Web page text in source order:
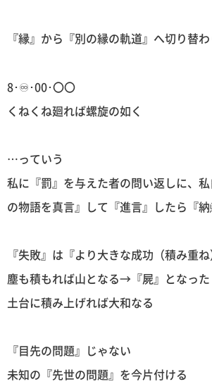
『縁』から『別の縁の軌道』へ切り替
8･♾･00･〇〇
くねくね廻れば螺旋の如く
…っていう
私に『罰』を与えた者の問い返しに、
の物語を真言』して『進言』したら『
『失敗』は『より大きな成功（積み重
塵も積もれば山となる→『屍』となっ
土台に積み上げれば大和なる
『目先の問題』じゃない
未知の『先世の問題』を今片付ける